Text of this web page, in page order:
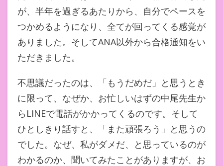
が、半年を過ぎるあたりから、自分でペースを
つかめるようになり、全てが回ってくる感覚が
ありました。そしてANA以外から合格通知をい
ただきました。
不思議だったのは、「もうだめだ」と思うとき
に限って、なぜか、お忙しいはずの中尾先生か
らLINEで電話がかかってくるのです。そして
ひとしきり話すと、「また頑張ろう」と思うの
でした。なぜ、私がダメだ、と思っているのが
わかるのか、聞いてみたことがありますが、お